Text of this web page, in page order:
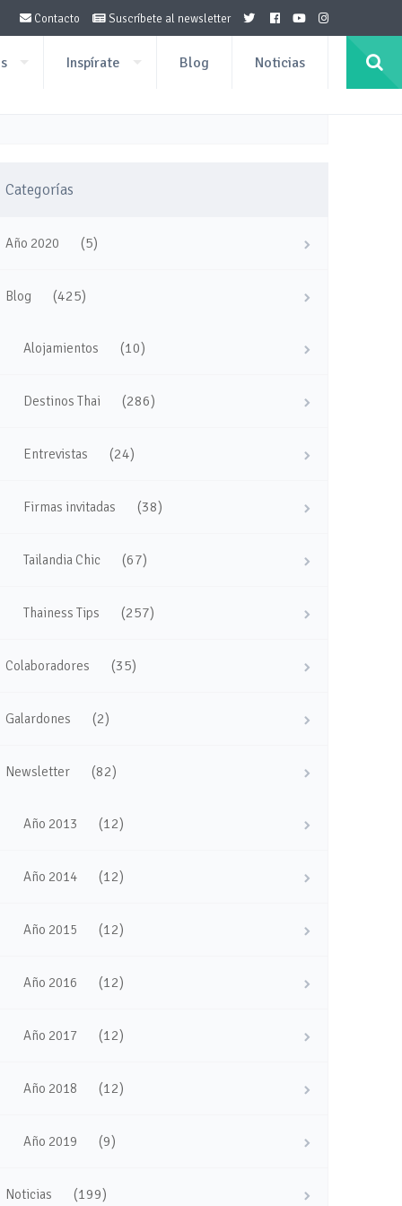
Contacto Suscríbete al newsletter
Inspírate Blog Noticias
Categorías
Año 2020 (5)
Blog (425)
Alojamientos (10)
Destinos Thai (286)
Entrevistas (24)
Firmas invitadas (38)
Tailandia Chic (67)
Thainess Tips (257)
Colaboradores (35)
Galardones (2)
Newsletter (82)
Año 2013 (12)
Año 2014 (12)
Año 2015 (12)
Año 2016 (12)
Año 2017 (12)
Año 2018 (12)
Año 2019 (9)
Noticias (199)